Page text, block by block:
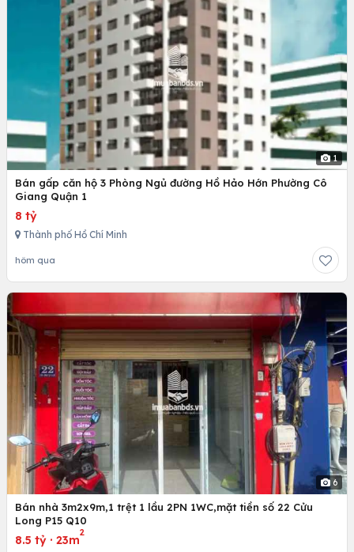
1
Bán gấp căn hộ 3 Phòng Ngủ đường Hồ Hảo Hớn Phường Cô
Giang Quận 1
8 tỷ
Thành phố Hồ Chí Minh
hôm qua
6
Bán nhà 3m2x9m,1 trệt 1 lầu 2PN 1WC,mặt tiền số 22 Cửu
Long P15 Q10
8.5 tỷ · 23m
2